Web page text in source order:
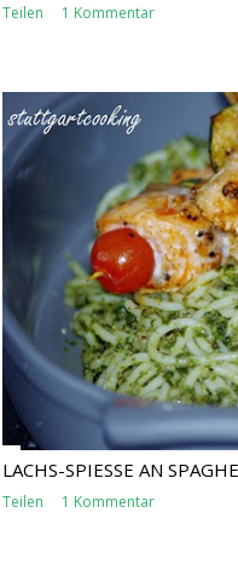
Teilen 1 Kommentar
LACHS-SPIESSE AN
Teilen 1 Kommentar